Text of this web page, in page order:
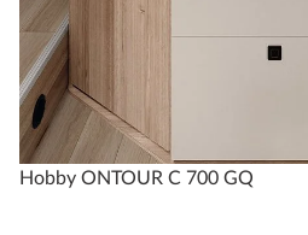
Hobby ONTOUR C 700 GQ